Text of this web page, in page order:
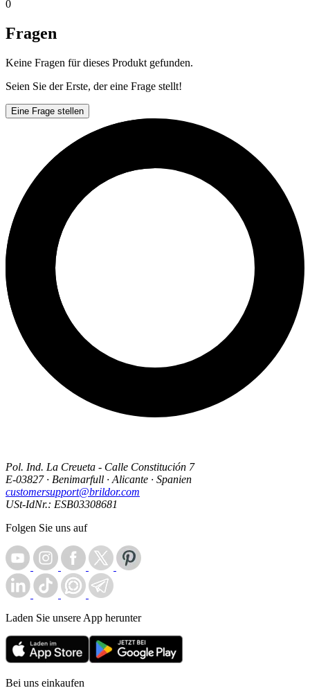
0
Fragen
Keine Fragen für dieses Produkt gefunden.
Seien Sie der Erste, der eine Frage stellt!
Eine Frage stellen
Pol. Ind. La Creueta - Calle Constitución 7
E-03827 · Benimarfull · Alicante · Spanien
customersupport@brildor.com
USt-IdNr.: ESB03308681
Folgen Sie uns auf
Laden Sie unsere App herunter
Bei uns einkaufen